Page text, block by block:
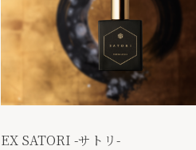
EX SATORI -サトリ-